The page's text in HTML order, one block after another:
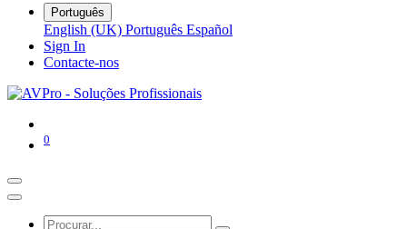
Português
English (UK) Português Español
Sign In
Contacte-nos
0